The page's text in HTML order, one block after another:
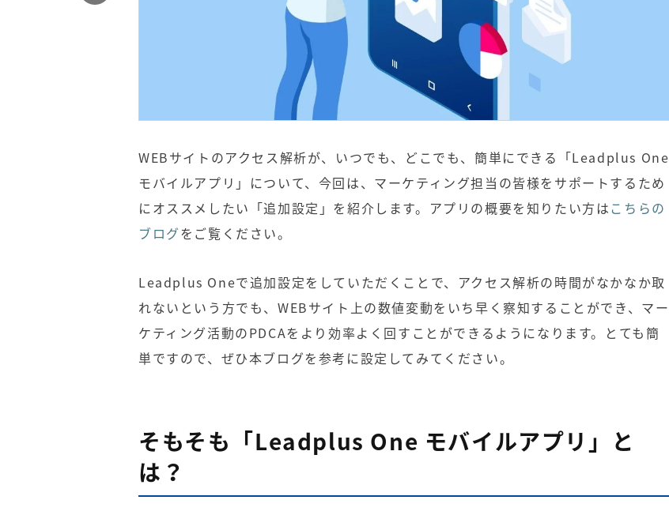
WEBサイトのアクセス解析が、いつでも、どこでも、簡単にできる「Leadplus One
モバイルアプリ」について、今回は、マーケティング担当の皆様をサポートするため
にオススメしたい「追加設定」を紹介します。アプリの概要を知りたい方はこちらの
ブログをご覧ください。
Leadplus Oneで追加設定をしていただくことで、アクセス解析の時間がなかなか取
れないという方でも、WEBサイト上の数値変動をいち早く察知することができ、マー
ケティング活動のPDCAをより効率よく回すことができるようになります。とても簡
単ですので、ぜひ本ブログを参考に設定してみてください。
そもそも「Leadplus One モバイルアプリ」と
は？